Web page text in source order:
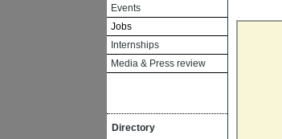
Events
Jobs
Internships
Media & Press review
Directory